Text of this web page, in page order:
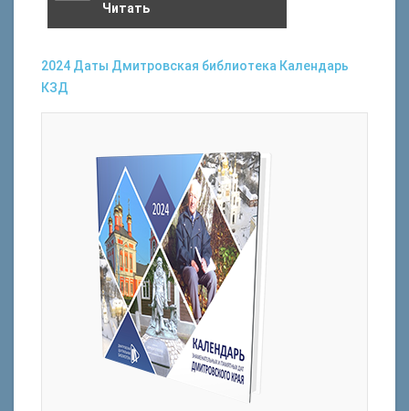
Читать
2024 Даты Дмитровская библиотека Календарь
КЗД